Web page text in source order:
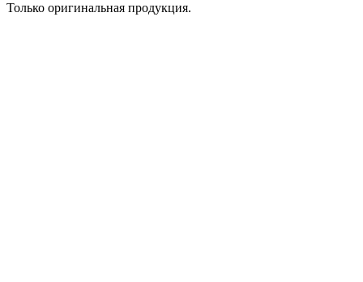
Только оригинальная продукция.